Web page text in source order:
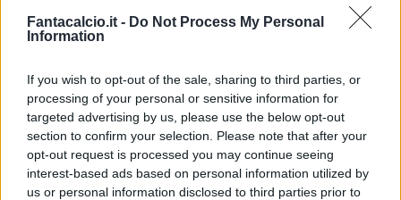
Fantacalcio.it - Do Not Process My Personal
Information
If you wish to opt-out of the sale, sharing to third parties, or
processing of your personal or sensitive information for
targeted advertising by us, please use the below opt-out
section to confirm your selection. Please note that after your
opt-out request is processed you may continue seeing
interest-based ads based on personal information utilized by
us or personal information disclosed to third parties prior to
Federico Dimarco (6.12)
che durante la prossima stagione potrebbe
nostro campionato.
Calciomercato e Fantacalcio: Traorè è
maturato, Juventus avvisata
Tra i centrocampisti, occhio al nome di